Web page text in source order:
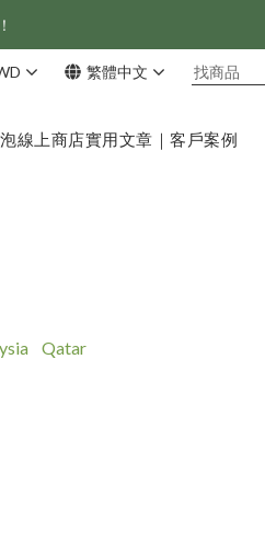
！
繁體中文
線上商店實用文章｜客戶案例
Qatar